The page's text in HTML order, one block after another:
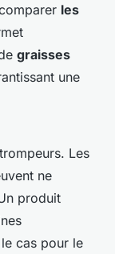
les
graisses
une
Les
ne
produit
cas pour le